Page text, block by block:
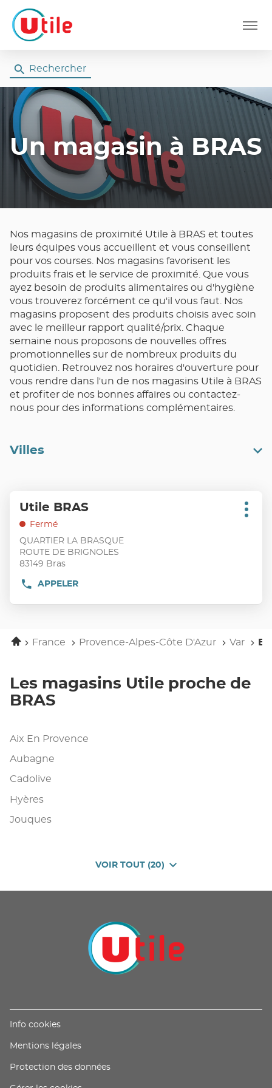
Menu
Rechercher
Un magasinà BRAS
Nos magasins de proximité Utile à BRAS et toutes
leurs équipes vous accueillent et vous conseillent
pour vos courses. Nos magasins favorisent les
produits frais et le service de proximité. Que vous
ayez besoin de produits alimentaires ou d'hygiène
vous trouverez forcément ce qu'il vous faut. Nos
magasins proposent des produits choisis avec soin
avec le meilleur rapport qualité/prix. Chaque
semaine nous proposons de nouvelles offres
promotionnelles sur de nombreux produits du
quotidien. Retrouvez nos horaires d'ouverture pour
vous rendre dans l'un de nos magasins Utile à BRAS
et profiter de nos bonnes affaires ou contactez-
nous pour des informations complémentaires.
Villes
sur
touche
ENTRÉE
pour
obtenir
plus
Point
de
:
Utile BRAS
Fermé
QUARTIER LA BRASQUE
ROUTE DE BRIGNOLES
83149 Bras
APPELER
AFFICHER
NUMÉRO
DU
POINT
BRAS
Plus
AccueilFrance Provence-Alpes-Côte D'Azur Var
Les magasins Utile proche de
BRAS
Aix En Provence
Aubagne
Cadolive
Hyères
Jouques
VOIR TOUT (20)
DE
DE
U
PROXIMITÉ
UTILE
Info cookies(ouvre
une
fenêtre)
Mentions légales(ouvre
une
Protection des données(ouvre